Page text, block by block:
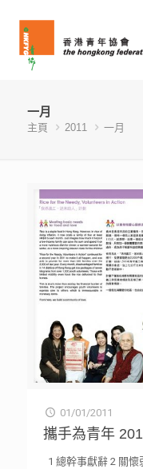
一月
主頁 2011 一月
01/01/2011
攜手為青年
1 總幹事獻辭 2 關